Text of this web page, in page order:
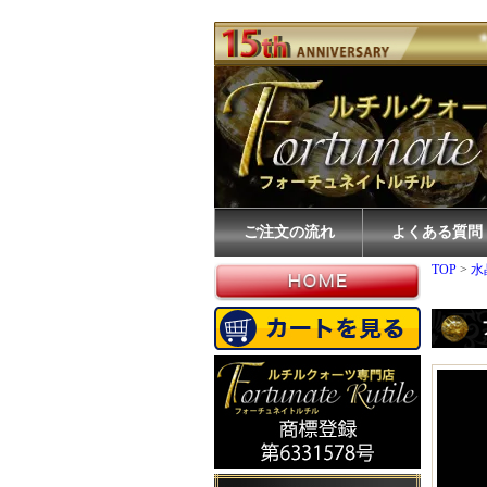
ご注文の流れ よくある質問
TOP > 水